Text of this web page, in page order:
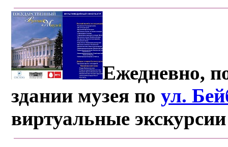
Ежедневно,
здании музея поул.
виртуальные